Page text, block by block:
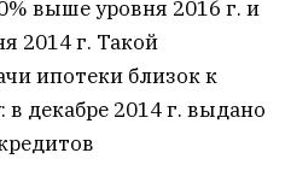
выше уровня 2016 г. и
2014 г. Такой
ипотеки близок к
декабре 2014 г. выдано